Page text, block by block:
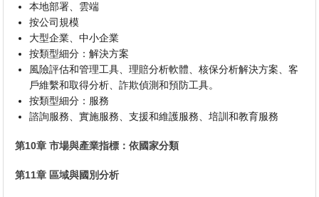
本地部署、雲端
按公司規模
大型企業、中小企業
按類型細分：解決方案
風險評估和管理工具、理賠分析軟體、核保分析解決方案、客
戶維繫和取得分析、詐欺偵測和預防工具。
按類型細分：服務
諮詢服務、實施服務、支援和維護服務、培訓和教育服務
第10章 市場與產業指標：依國家分類
第11章 區域與國別分析